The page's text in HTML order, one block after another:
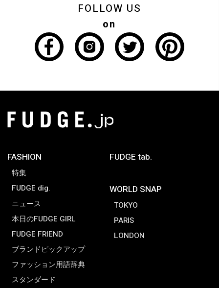
FOLLOW US
on
FASHION
特集
FUDGE dig.
ニュース
本日のFUDGE GIRL
FUDGE FRIEND
ブランドピックアップ
ファッション用語辞典
スタンダード
FUDGE tab.
WORLD SNAP
TOKYO
PARIS
LONDON